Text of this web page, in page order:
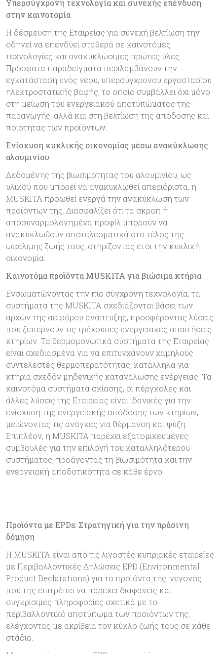
Υπερσύγχρονη τεχνολογία και συνεχής επένδυση
στην καινοτομία
Η δέσμευση της Εταιρείας για συνεχή βελτίωση την
οδηγεί να επενδύει σταθερά σε καινοτόμες
τεχνολογίες και ανακυκλώσιμες πρώτες ύλες.
Πρόσφατα παραδείγματα περιλαμβάνουν την
εγκατάσταση ενός νέου, υπερσύγχρονου εργοστασίου
ηλεκτροστατικής βαφής, το οποίο συμβάλλει όχι μόνο
στη μείωση του ενεργειακού αποτυπώματος της
παραγωγής, αλλά και στη βελτίωση της απόδοσης και
ποιότητας των προϊόντων.
Ενίσχυση κυκλικής οικονομίας μέσω ανακύκλωσης
αλουμινίου
Δεδομένης της βιωσιμότητας του αλουμινίου, ως
υλικού που μπορεί να ανακυκλωθεί απεριόριστα, η
MUSKITA προωθεί ενεργά την ανακύκλωση των
προϊόντων της. Διασφαλίζει ότι τα σκραπ ή
αποσυναρμολογημένα προφίλ μπορούν να
ανακυκλωθούν αποτελεσματικά στο τέλος της
ωφέλιμης ζωής τους, στηρίζοντας έτσι την κυκλική
οικονομία.
Καινοτόμα προϊόντα MUSKITA για βιώσιμα κτήρια
Ενσωματώνοντας την πιο σύγχρονη τεχνολογία, τα
συστήματα της MUSKITA σχεδιάζονται βάσει των
αρχών της αειφόρου ανάπτυξης, προσφέροντας λύσεις
που ξεπερνούν τις τρέχουσες ενεργειακές απαιτήσεις
κτηρίων. Τα θερμομονωτικά συστήματα της Εταιρείας
είναι σχεδιασμένα για να επιτυγχάνουν χαμηλούς
συντελεστές θερμοπερατότητας, κατάλληλα για
κτήρια σχεδόν μηδενικής κατανάλωσης ενέργειας. Τα
καινοτόμα συστήματα σκίασης, οι πέργκολες και
άλλες λύσεις της Εταιρείας είναι ιδανικές για την
ενίσχυση της ενεργειακής απόδοσης των κτηρίων,
μειώνοντας τις ανάγκες για θέρμανση και ψύξη.
Επιπλέον, η MUSKITA παρέχει εξατομικευμένες
συμβουλές για την επιλογή του καταλληλότερου
συστήματος, προάγοντας τη βιωσιμότητα και την
ενεργειακή αποδοτικότητα σε κάθε έργο.
Προϊόντα με EPDs: Στρατηγική για την πράσινη
δόμηση
H MUSKITA είναι από τις λιγοστές κυπριακές εταιρείες
με Περιβαλλοντικές Δηλώσεις EPD (Environmental
Product Declarations) για τα προϊόντα της, γεγονός
που της επιτρέπει να παρέχει διαφανείς και
συγκρίσιμες πληροφορίες σχετικά με το
περιβαλλοντικό αποτύπωμα των προϊόντων της,
ελέγχοντας με ακρίβεια τον κύκλο ζωής τους σε κάθε
στάδιο.